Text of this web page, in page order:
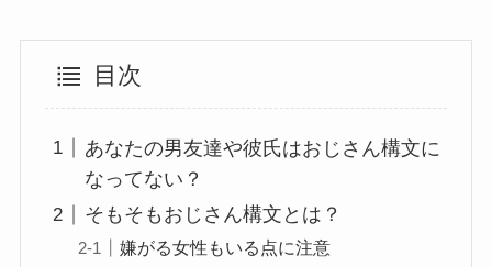
目次
あなたの男友達や彼氏はおじさん構文に
なってない？
そもそもおじさん構文とは？
嫌がる女性もいる点に注意